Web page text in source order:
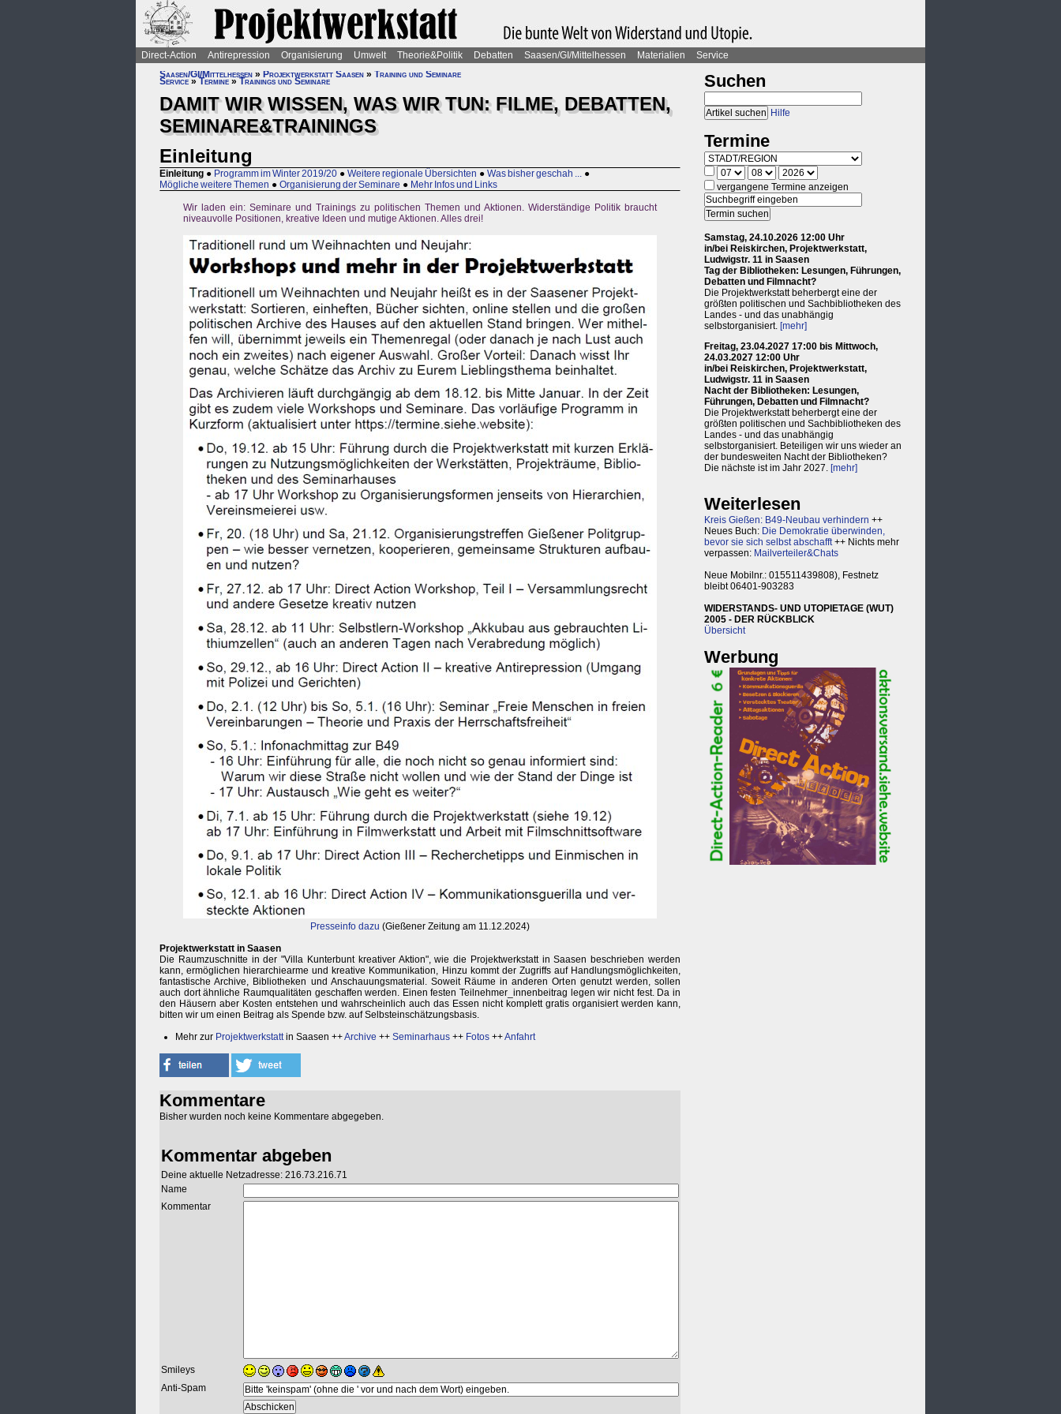
Direct-Action Antirepression Organisierung Umwelt Theorie&Politik Debatten Saasen/GI/Mittelhessen Materialien
Service
Saasen/GI/Mittelhessen » Projektwerkstatt Saasen » Training und Seminare
Service » Termine » Trainings und Seminare
DAMIT WIR WISSEN, WAS WIR TUN: FILME, DEBATTEN,
SEMINARE&TRAININGS
Einleitung
Einleitung ● Programm im Winter 2019/20 ● Weitere regionale Übersichten ● Was bisher geschah ... ●
Mögliche weitere Themen ● Organisierung der Seminare ● Mehr Infos und Links
Wir laden ein: Seminare und Trainings zu politischen Themen und Aktionen. Widerständige Politik braucht
niveauvolle Positionen, kreative Ideen und mutige Aktionen. Alles drei!
Presseinfo dazu (Gießener Zeitung am 11.12.2024)
Projektwerkstatt in Saasen
Die Raumzuschnitte in der "Villa Kunterbunt kreativer Aktion", wie die Projektwerkstatt in Saasen beschrieben werden
kann, ermöglichen hierarchiearme und kreative Kommunikation, Hinzu kommt der Zugriffs auf Handlungsmöglichkeiten,
fantastische Archive, Bibliotheken und Anschauungsmaterial. Soweit Räume in anderen Orten genutzt werden, sollen
auch dort ähnliche Raumqualitäten geschaffen werden. Einen festen Teilnehmer_innenbeitrag legen wir nicht fest. Da in
den Häusern aber Kosten entstehen und wahrscheinlich auch das Essen nicht komplett gratis organisiert werden kann,
bitten wir um einen Beitrag als Spende bzw. auf Selbsteinschätzungsbasis.
Mehr zur Projektwerkstattin Saasen ++Archive ++ Seminarhaus ++ Fotos ++Anfahrt
Kommentare
Bisher wurden noch keine Kommentare abgegeben.
Kommentar abgeben
Deine aktuelle Netzadresse: 216.73.216.71
Name
Kommentar
Smileys
Anti-Spam
Suchen
Hilfe
Termine
vergangene Termine anzeigen
Samstag, 24.10.2026 12:00 Uhr
in/bei Reiskirchen, Projektwerkstatt,
Ludwigstr. 11 in Saasen
Tag der Bibliotheken: Lesungen, Führungen,
Debatten und Filmnacht?
Die Projektwerkstatt beherbergt eine der
größten politischen und Sachbibliotheken des
Landes - und das unabhängig
selbstorganisiert. [mehr]
Freitag, 23.04.2027 17:00 bis Mittwoch,
24.03.2027 12:00 Uhr
in/bei Reiskirchen, Projektwerkstatt,
Ludwigstr. 11 in Saasen
Nacht der Bibliotheken: Lesungen,
Führungen, Debatten und Filmnacht?
Die Projektwerkstatt beherbergt eine der
größten politischen und Sachbibliotheken des
Landes - und das unabhängig
selbstorganisiert. Beteiligen wir uns wieder an
der bundesweiten Nacht der Bibliotheken?
Die nächste ist im Jahr 2027. [mehr]
Weiterlesen
Kreis Gießen: B49-Neubau verhindern ++
Neues Buch: Die Demokratie überwinden,
bevor sie sich selbst abschafft++ Nichts mehr
verpassen: Mailverteiler&Chats
Neue Mobilnr.: 015511439808), Festnetz
bleibt 06401-903283
WIDERSTANDS- UND UTOPIETAGE (WUT)
2005 - DER RÜCKBLICK
Übersicht
Werbung